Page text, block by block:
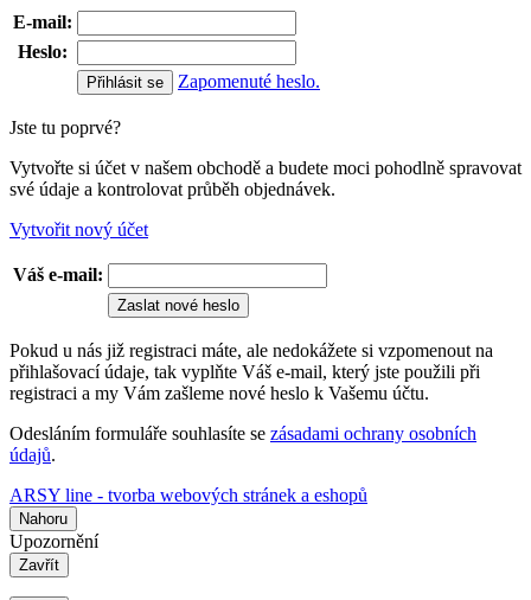
E-mail:
Heslo:
Zapomenuté heslo.
Jste tu poprvé?
Vytvořte si účet v našem obchodě a budete moci pohodlně spravovat
své údaje a kontrolovat průběh objednávek.
Vytvořit nový účet
Váš e-mail:
Zaslat nové heslo
Pokud u nás již registraci máte, ale nedokážete si vzpomenout na
přihlašovací údaje, tak vyplňte Váš e-mail, který jste použili při
registraci a my Vám zašleme nové heslo k Vašemu účtu.
Odesláním formuláře souhlasíte se zásadami ochrany osobních
údajů.
ARSY line - tvorba webových stránek a eshopů
Nahoru
Upozornění
Zavřít